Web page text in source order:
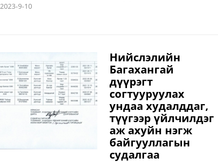
2023-9-10
Нийслэлийн
Багахангай
дүүрэгт
согтууруулах
ундаа худалддаг,
түүгээр үйлчилдэг
аж ахуйн нэгж
байгууллагын
судалгаа